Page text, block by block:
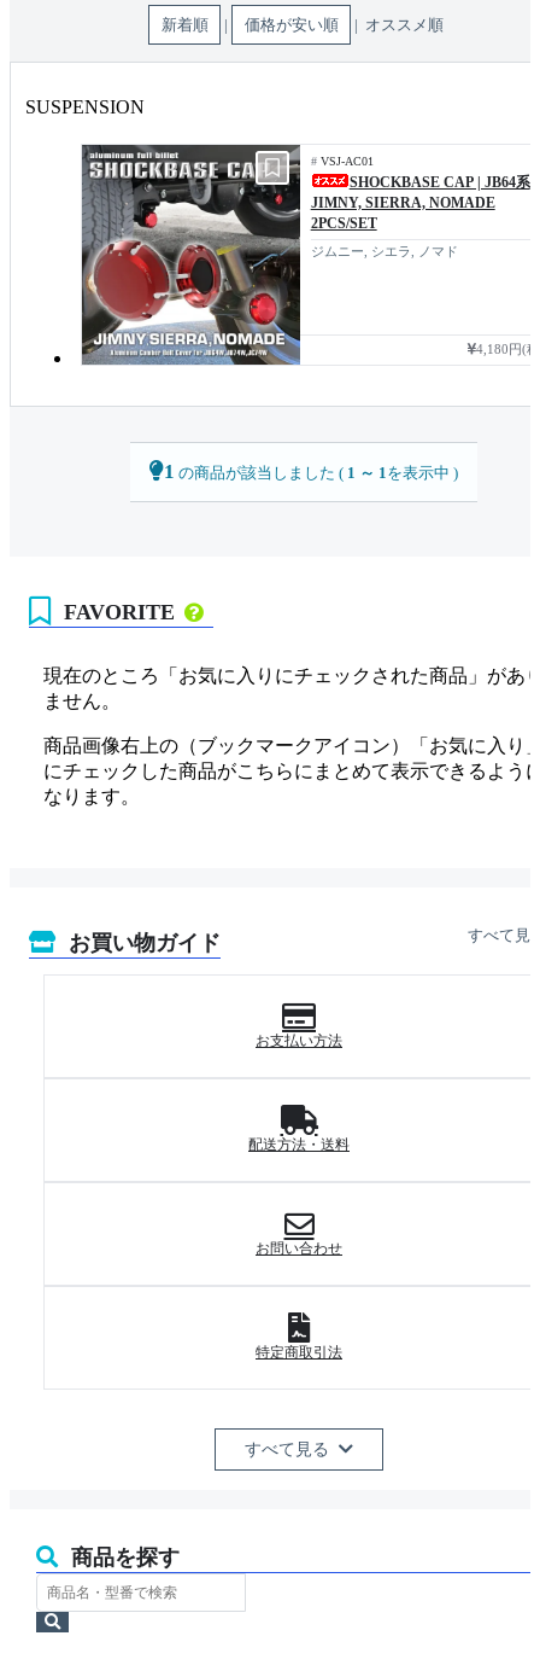
新着順 | 価格が安い順 | オススメ順
SUSPENSION
# VSJ-AC01
SHOCKBASE CAP | JB64系
JIMNY, SIERRA, NOMADE
2PCS/SET
ジムニー, シエラ, ノマド
4,180円(
1 の商品が該当しました ( 1 ～ 1 を表示中 )
FAVORITE
現在のところ「お気に入りにチェックされた商品」があ
ません。
商品画像右上の（ブックマークアイコン）「お気に入り
にチェックした商品がこちらにまとめて表示できるよう
なります。
お買い物ガイド すべて見
お支払い方法
配送方法・送料
お問い合わせ
特定商取引法
すべて見る
商品を探す
ス
ト
ア
検